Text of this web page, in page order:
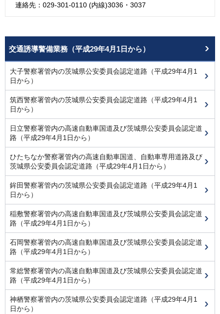
連絡先：029-301-0110 (内線)3036・3037
交通誘導警備業務（平成29年4月1日から）
大子警察署管内の茨城県公安委員会認定道路（平成29年4月1
日から）
筑西警察署管内の茨城県公安委員会認定道路（平成29年4月1
日から）
日立警察署管内の高速自動車国道及び茨城県公安委員会認定道
路（平成29年4月1日から）
ひたちなか警察署管内の高速自動車国道、自動車専用道路及び
茨城県公安委員会認定道路（平成29年4月1日から）
鉾田警察署管内の茨城県公安委員会認定道路（平成29年4月1
日から）
稲敷警察署管内の高速自動車国道及び茨城県公安委員会認定道
路（平成29年4月1日から）
石岡警察署管内の高速自動車国道及び茨城県公安委員会認定道
路（平成29年4月1日から）
常総警察署管内の高速自動車国道及び茨城県公安委員会認定道
路（平成29年4月1日から）
神栖警察署管内の茨城県公安委員会認定道路（平成29年4月1
日から）